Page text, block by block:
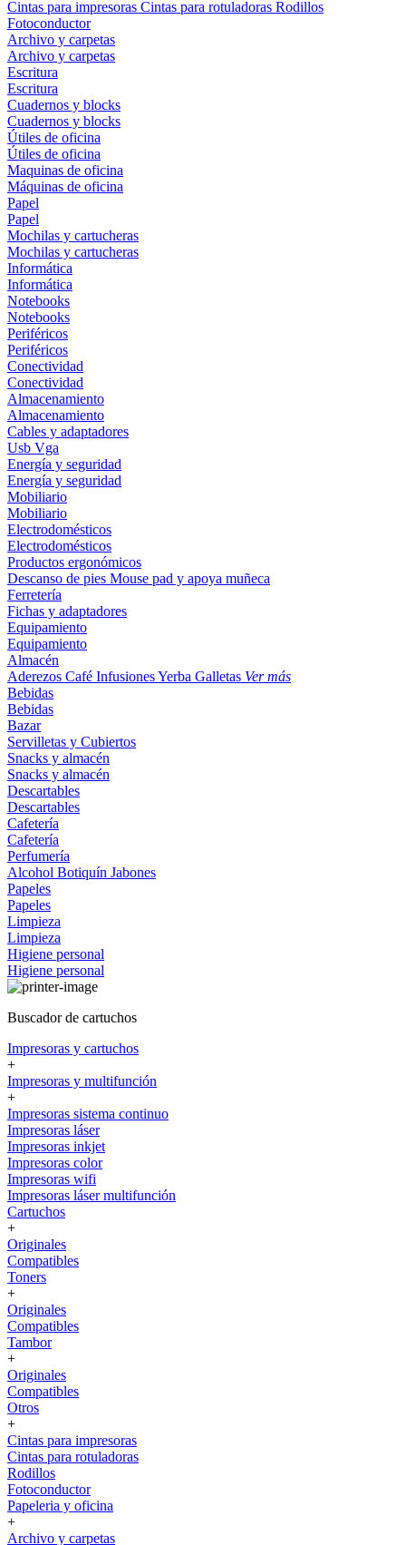
Cintas para impresoras Cintas para rotuladoras Rodillos
Fotoconductor
Archivo y carpetas
Archivo y carpetas
Escritura
Escritura
Cuadernos y blocks
Cuadernos y blocks
Útiles de oficina
Útiles de oficina
Maquinas de oficina
Máquinas de oficina
Papel
Papel
Mochilas y cartucheras
Mochilas y cartucheras
Informática
Informática
Notebooks
Notebooks
Periféricos
Periféricos
Conectividad
Conectividad
Almacenamiento
Almacenamiento
Cables y adaptadores
Usb Vga
Energía y seguridad
Energía y seguridad
Mobiliario
Mobiliario
Electrodomésticos
Electrodomésticos
Productos ergonómicos
Descanso de pies Mouse pad y apoya muñeca
Ferretería
Fichas y adaptadores
Equipamiento
Equipamiento
Almacén
Aderezos Café InfusionesYerba Galletas Ver más
Bebidas
Bebidas
Bazar
Servilletas y Cubiertos
Snacks y almacén
Snacks y almacén
Descartables
Descartables
Cafetería
Cafetería
Perfumería
Alcohol Botiquín Jabones
Papeles
Papeles
Limpieza
Limpieza
Higiene personal
Higiene personal
Buscador de cartuchos
Impresoras y cartuchos
+
Impresoras y multifunción
+
Impresoras sistema continuo
Impresoras láser
Impresoras inkjet
Impresoras color
Impresoras wifi
Impresoras láser multifunción
Cartuchos
+
Originales
Compatibles
Toners
+
Originales
Compatibles
Tambor
+
Originales
Compatibles
Otros
+
Cintas para impresoras
Cintas para rotuladoras
Rodillos
Fotoconductor
Papeleria y oficina
+
Archivo y carpetas